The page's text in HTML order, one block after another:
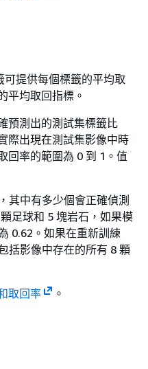
提供每個標籤的平均取
平均取回指標。
預測出的測試集標籤比
際出現在測試集影像中時
回率的範圍為 0 到 1。值
其中有多少個會正確偵測
足球和 5 塊岩石，如果模
0.62。如果在重新訓練
括影像中存在的所有 8 顆
取回率 。